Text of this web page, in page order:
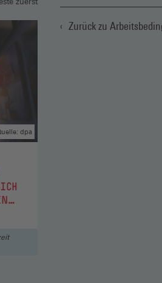
dpa
Zurück zu